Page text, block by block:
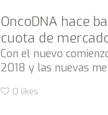
OncoDNA hace
cuota de
Con el nuevo
2018 y las nuevas
0 likes